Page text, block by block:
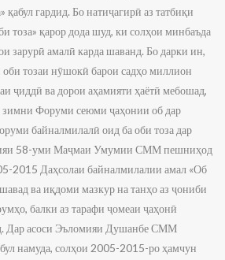
қабул гардид. Бо натиҷагирӣ аз татбиқи
тоза» қарор дода шуд, ки солҳои минбаъда
зарурӣ амалӣ карда шаванд. Бо дарки ин,
тозаи нӯшокӣ барои садҳо миллион
ҷиддӣ ва дорои аҳамияти ҳаётӣ мебошад,
зимни Форуми сеюми ҷаҳонии об дар
байналмилалӣ оид ба оби тоза дар
58-уми Маҷмаи Умумии СММ пешниҳод
2015 Даҳсолаи байналмилалии амал «Об
ва иқдоми мазкур на танҳо аз ҷониби
балки аз тарафи ҷомеаи ҷаҳонӣ
Дар асоси Эъломияи Душанбе СММ
намуда, солҳои 2005-2015-ро ҳамчун